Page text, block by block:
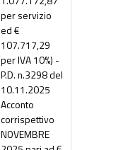
per servizio
ed €
107.717,29
per IVA 10%) -
P.D. n.3298 del
10.11.2025
Acconto
corrispettivo
NOVEMBRE